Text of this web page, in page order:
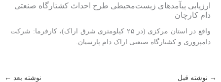
ارزیابی پی‏آمدهای زیست‌محیطی طرح احداث کشتارگاه صنعتی
دام کارچان
واقع در استان مرکزی (در ۲۵ کیلومتری شرق اراک)، کارفرما: شرکت
دامپروری و کشتارگاه صنعتی اراک دام پارسیان.
→ نوشته قبل نوشته بعد ←